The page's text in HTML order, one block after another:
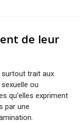
de leur
trait aux
ou
qu'elles expriment
par une